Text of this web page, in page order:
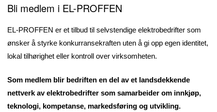
Bli medlem i EL-PROFFEN
EL-PROFFEN er et tilbud til selvstendige elektrobedrifter som
ønsker å styrke konkurransekraften uten å gi opp egen identitet,
lokal tilhørighet eller kontroll over virksomheten.
Som medlem blir bedriften en del av et landsdekkende
nettverk av elektrobedrifter som samarbeider om innkjøp,
teknologi, kompetanse, markedsføring og utvikling.